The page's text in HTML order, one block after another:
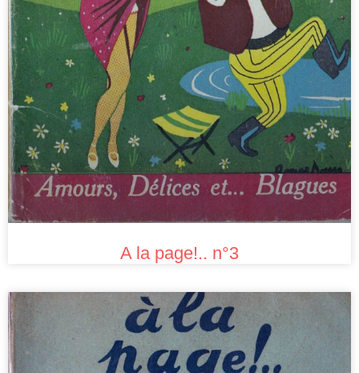
A la page!.. n°3